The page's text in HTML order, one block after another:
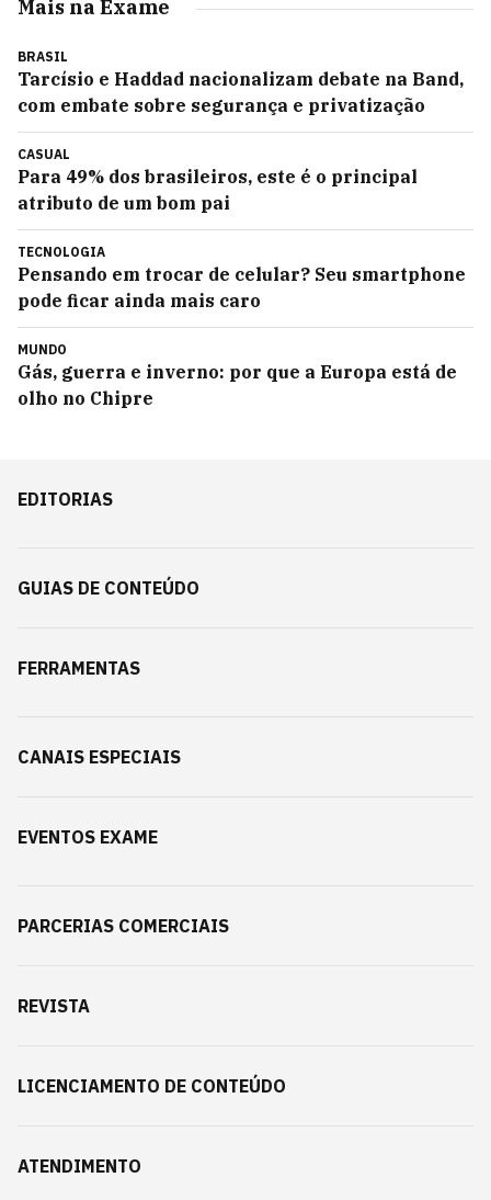
Mais na Exame
BRASIL
Tarcísio e Haddad nacionalizam debate na Band,
com embate sobre segurança e privatização
CASUAL
Para 49% dos brasileiros, este é o principal
atributo de um bom pai
TECNOLOGIA
Pensando em trocar de celular? Seu smartphone
pode ficar ainda mais caro
MUNDO
Gás, guerra e inverno: por que a Europa está de
olho no Chipre
EDITORIAS
GUIAS DE CONTEÚDO
FERRAMENTAS
CANAIS ESPECIAIS
EVENTOS EXAME
PARCERIAS COMERCIAIS
REVISTA
LICENCIAMENTO DE CONTEÚDO
ATENDIMENTO